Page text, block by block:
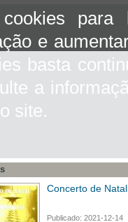
para
e
basta
a
site.
Concerto de
Publicado: 2021-12-14